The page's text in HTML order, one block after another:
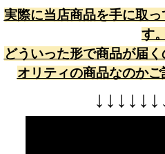
実際に当店商品を手に取
す。
どういった形で商品が届
オリティの商品なのかご
↓ ↓ ↓ ↓ ↓ ↓